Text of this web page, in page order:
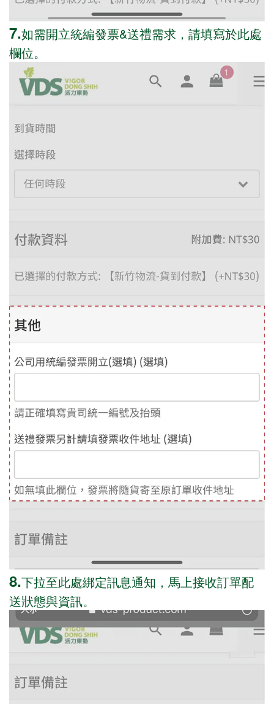
7.如需開立統編發票&送禮需求，請填寫於此處
欄位。
8.下拉至此處綁定訊息通知，馬上接收訂單配
送狀態與資訊。